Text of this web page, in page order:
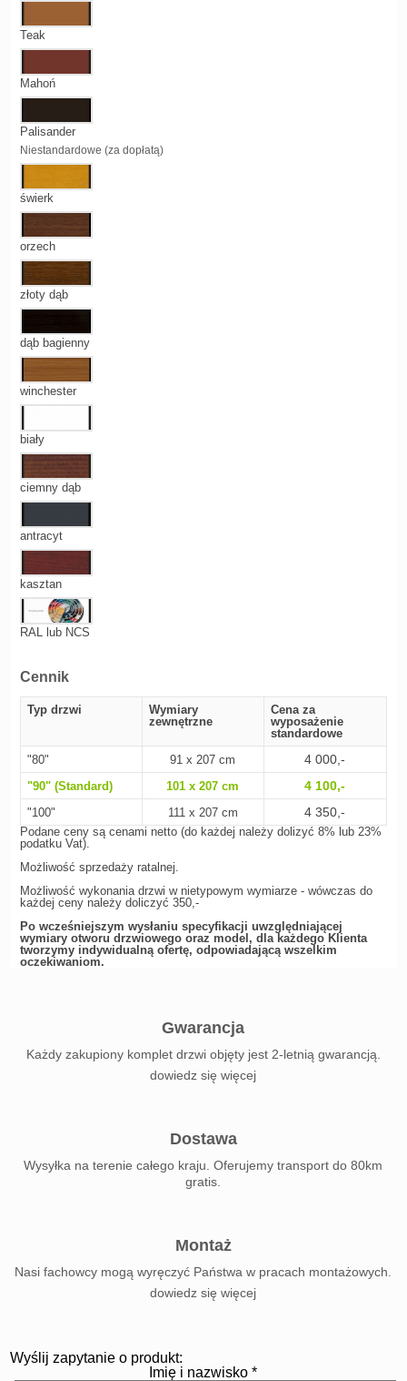
Teak
Mahoń
Palisander
Niestandardowe (za dopłatą)
świerk
orzech
złoty dąb
dąb bagienny
winchester
biały
ciemny dąb
antracyt
kasztan
RAL lub NCS
Cennik
Typ drzwi
Wymiary
zewnętrzne
Cena za
wyposażenie
standardowe
"80"
91 x 207 cm 4 000,-
"90" (Standard) 101 x 207 cm 4 100,-
"100" 111 x 207 cm 4 350,-
Podane ceny są cenami netto (do każdej należy dolizyć 8% lub 23%
podatku Vat).
Możliwość sprzedaży ratalnej.
Możliwość wykonania drzwi w nietypowym wymiarze - wówczas do
każdej ceny należy doliczyć 350,-
Po wcześniejszym wysłaniu specyfikacji uwzględniającej
wymiary otworu drzwiowego oraz model, dla każdego Klienta
tworzymy indywidualną ofertę, odpowiadającą wszelkim
oczekiwaniom.
Gwarancja
Każdy zakupiony komplet drzwi objęty jest 2-letnią gwarancją.
dowiedz się więcej
Dostawa
Wysyłka na terenie całego kraju. Oferujemy transport do 80km
gratis.
Montaż
Nasi fachowcy mogą wyręczyć Państwa w pracach montażowych.
dowiedz się więcej
Wyślij zapytanie o produkt:
Imię i nazwisko *